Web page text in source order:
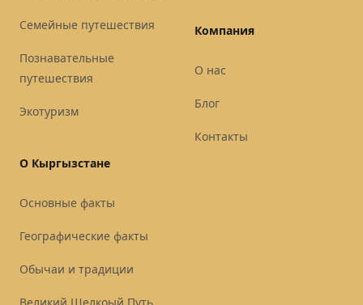
Семейные путешествия
Познавательные
путешествия
Экотуризм
О Кыргызстане
Основные факты
Географические факты
Обычаи и традиции
Великий Шелкоый Путь
Компания
О нас
Блог
Контакты